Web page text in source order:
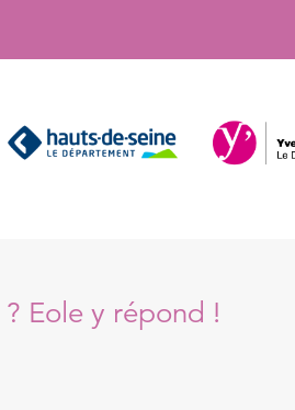
? Eole y répond !